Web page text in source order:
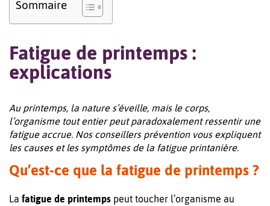
Sommaire
Fatigue de printemps :
explications
Au printemps, la nature s’éveille, mais le corps,
l’organisme tout entier peut paradoxalement ressentir une
fatigue accrue. Nos conseillers prévention vous expliquent
les causes et les symptômes de la fatigue printanière.
Qu’est-ce que la fatigue de printemps ?
La fatigue de printemps peut toucher l’organisme au